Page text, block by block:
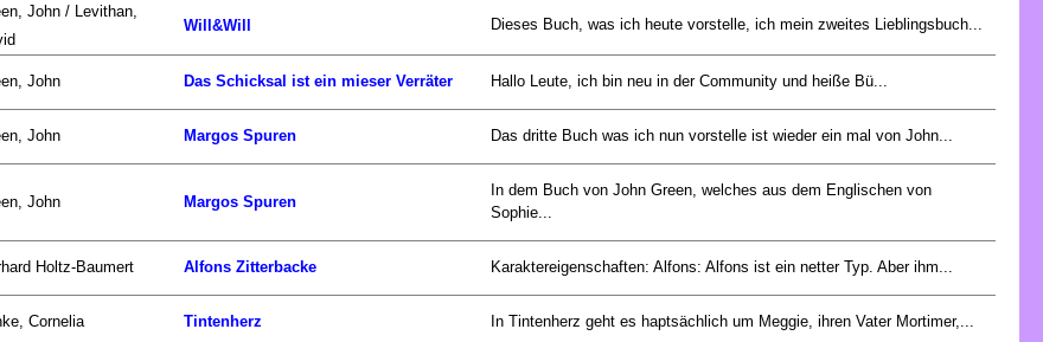
John / Levithan,
Will&Will Dieses Buch, was ich heute vorstelle, ich mein zweites Lieblingsbuch...
John Das Schicksal ist ein mieser Verräter Hallo Leute, ich bin neu in der Community und heiße Bü...
John Margos Spuren Das dritte Buch was ich nun vorstelle ist wieder ein mal von John...
John Margos Spuren
In dem Buch von John Green, welches aus dem Englischen von
Sophie...
Holtz-Baumert Alfons Zitterbacke Karaktereigenschaften: Alfons: Alfons ist ein netter Typ. Aber ihm...
Cornelia Tintenherz In Tintenherz geht es haptsächlich um Meggie, ihren Vater Mortimer,...